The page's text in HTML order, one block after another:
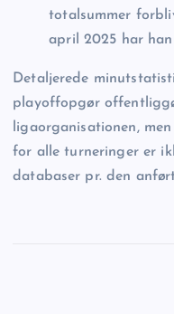
totalsummer
april 2025 har
Detaljerede
playoffopgør
ligaorganisationen,
for alle turneringer er
databaser pr. den